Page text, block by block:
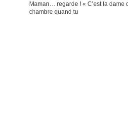
Maman… regarde ! « C’est la dame
chambre quand tu